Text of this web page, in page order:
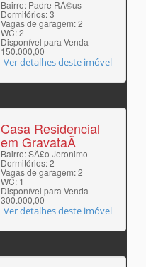
Bairro: Padre RÃ©us
Dormitórios: 3
Vagas de garagem: 2
WC: 2
Disponível para Venda
150.000,00
Ver detalhes deste imóvel
Casa Residencial
em GravataÃ­
Bairro: SÃ£o Jeronimo
Dormitórios: 2
Vagas de garagem: 2
WC: 1
Disponível para Venda
300.000,00
Ver detalhes deste imóvel